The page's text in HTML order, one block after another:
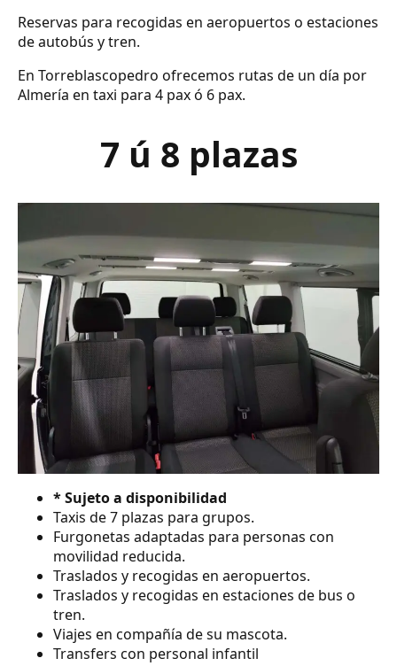
Reservas para recogidas en aeropuertos o estaciones
de autobús y tren.
En Torreblascopedro ofrecemos rutas de un día por
Almería en taxi para 4 pax ó 6 pax.
7 ú 8 plazas
* Sujeto a disponibilidad
Taxis de 7 plazas para grupos.
Furgonetas adaptadas para personas con
movilidad reducida.
Traslados y recogidas en aeropuertos.
Traslados y recogidas en estaciones de bus o
tren.
Viajes en compañía de su mascota.
Transfers con personal infantil